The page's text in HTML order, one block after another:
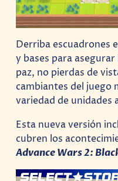
Derriba escuadrones
y bases para
paz, no pierdas de
cambiantes del juego
variedad de unidades
Esta nueva versión
cubren los
Advance Wars 2: